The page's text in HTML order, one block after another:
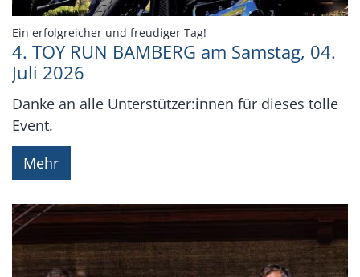
Ein erfolgreicher und freudiger Tag!
4. TOY RUN BAMBERG am Samstag, 04.
Juli 2026
Danke an alle Unterstützer:innen für dieses tolle
Event.
Mehr